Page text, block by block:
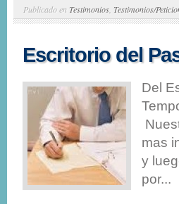
Publicado en Testimonios Testimonios/
Escritorio del
Del
mas
y
por...